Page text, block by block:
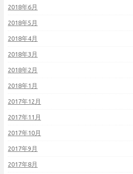
2018年6月
2018年5月
2018年4月
2018年3月
2018年2月
2018年1月
2017年12月
2017年11月
2017年10月
2017年9月
2017年8月